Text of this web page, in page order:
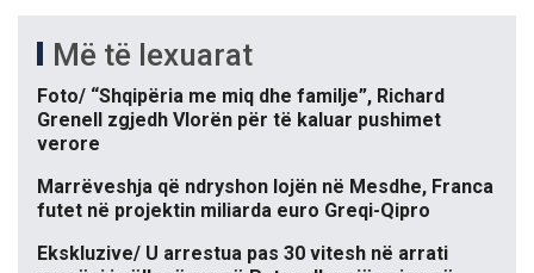
Më të lexuarat
Foto/ “Shqipëria me miq dhe familje”, Richard
Grenell zgjedh Vlorën për të kaluar pushimet
verore
Marrëveshja që ndryshon lojën në Mesdhe, Franca
futet në projektin miliarda euro Greqi-Qipro
Ekskluzive/ U arrestua pas 30 vitesh në arrati